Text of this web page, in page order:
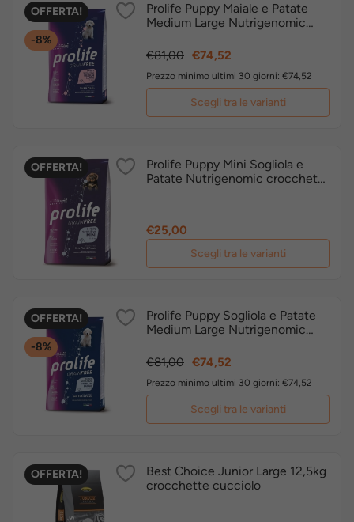
OFFERTA!
-8%
Prolife Puppy Maiale e Patate
Medium Large Nutrigenomic
Prezzo
€81,00 Prezzo
€74,52
Prezzo minimo ultimi 30 giorni: €74,52
Scegli tra le varianti
OFFERTA!
Prolife Puppy Mini Sogliola e
Patate Nutrigenomic crocchette
Prezzo
€25,00
Scegli tra le varianti
OFFERTA!
-8%
Prolife Puppy Sogliola e Patate
Medium Large Nutrigenomic
Prezzo
€81,00 Prezzo
€74,52
Prezzo minimo ultimi 30 giorni: €74,52
Scegli tra le varianti
OFFERTA!
Best Choice Junior Large 12,5kg
crocchette cucciolo